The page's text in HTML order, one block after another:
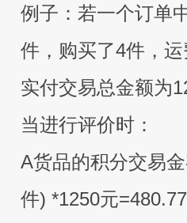
例子：若一个订单
件，购买了4件，
实付交易总金额为
当进行评价时：
A货品的积分交易
件) *1250元